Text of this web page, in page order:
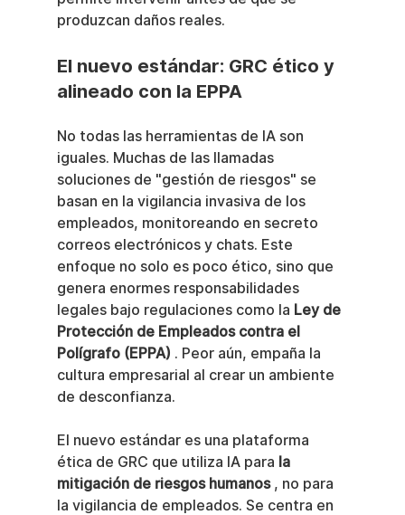
produzcan daños reales.
El nuevo estándar: GRC ético y
alineado con la EPPA
No todas las herramientas de IA son
iguales. Muchas de las llamadas
soluciones de "gestión de riesgos" se
basan en la vigilancia invasiva de los
empleados, monitoreando en secreto
correos electrónicos y chats. Este
enfoque no solo es poco ético, sino que
genera enormes responsabilidades
legales bajo regulaciones como la Ley de
Protección de Empleados contra el
Polígrafo (EPPA) . Peor aún, empaña la
cultura empresarial al crear un ambiente
de desconfianza.
El nuevo estándar es una plataforma
ética de GRC que utiliza IA para la
mitigación de riesgos humanos , no para
la vigilancia de empleados. Se centra en